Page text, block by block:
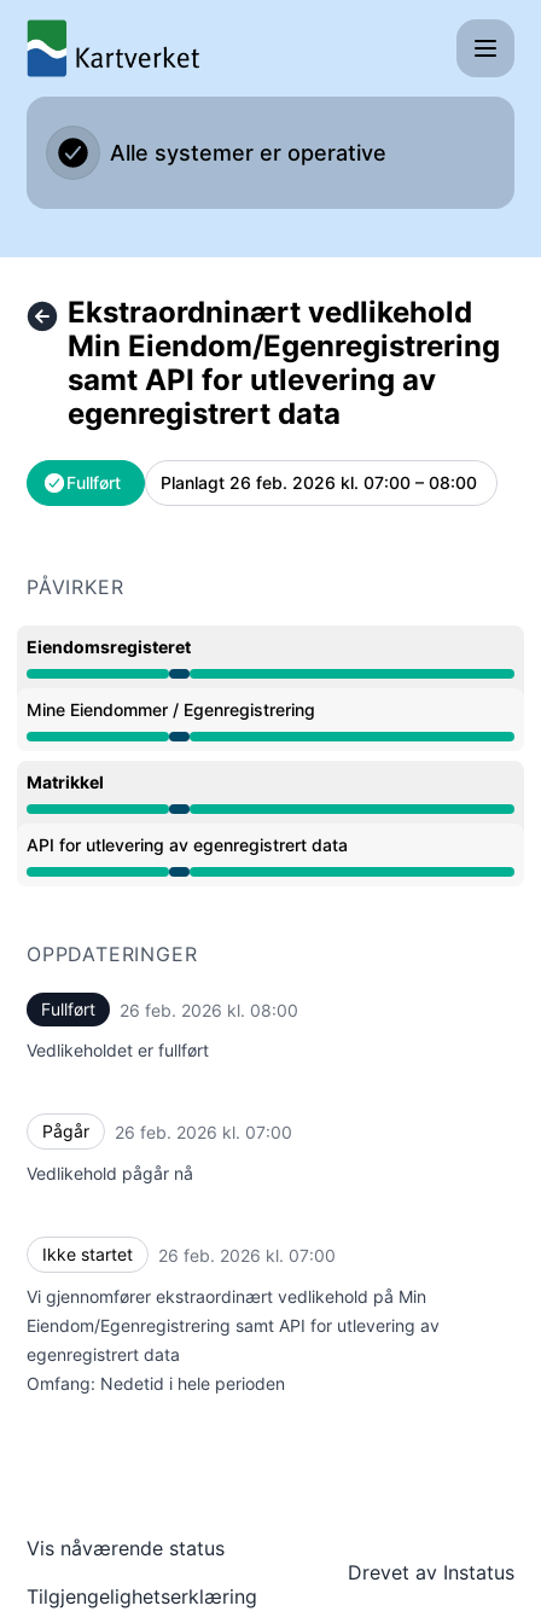
Kartverket - Ekstraordninært vedlikehold Min Eiendom/
Alle systemer er operative
Ekstraordninært vedlikehold
Min Eiendom/Egenregistrering
samt API for utlevering av
egenregistrert data
Fullført Planlagt 26 feb. 2026 kl. 07:00 – 08:00 UTC
PÅVIRKER
Eiendomsregisteret
Vedlikehold fra 7:00 AM til 8:00 AM
Mine Eiendommer / Egenregistrering
Vedlikehold fra 7:00 AM til 8:00 AM
Matrikkel
Vedlikehold fra 7:00 AM til 8:00 AM
API for utlevering av egenregistrert data
Vedlikehold fra 7:00 AM til 8:00 AM
OPPDATERINGER
Fullført 26 feb. 2026 kl. 08:00
Vedlikeholdet er fullført
Pågår 26 feb. 2026 kl. 07:00
Vedlikehold pågår nå
Ikke startet 26 feb. 2026 kl. 07:00
Vi gjennomfører ekstraordinært vedlikehold på Min
Eiendom/Egenregistrering samt API for utlevering av
egenregistrert data
Omfang: Nedetid i hele perioden
Vis nåværende status
Tilgjengelighetserklæring
Drevet av Instatus